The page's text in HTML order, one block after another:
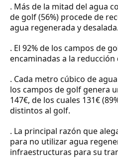
. Más de la mitad del agua
de golf (56%) procede de
agua regenerada y desalada.
. El 92% de los campos de
encaminadas a la
. Cada metro cúbico de
los campos de golf genera
147€, de los cuales 131€
distintos al golf.
. La principal razón que
para no utilizar agua
infraestructuras para su